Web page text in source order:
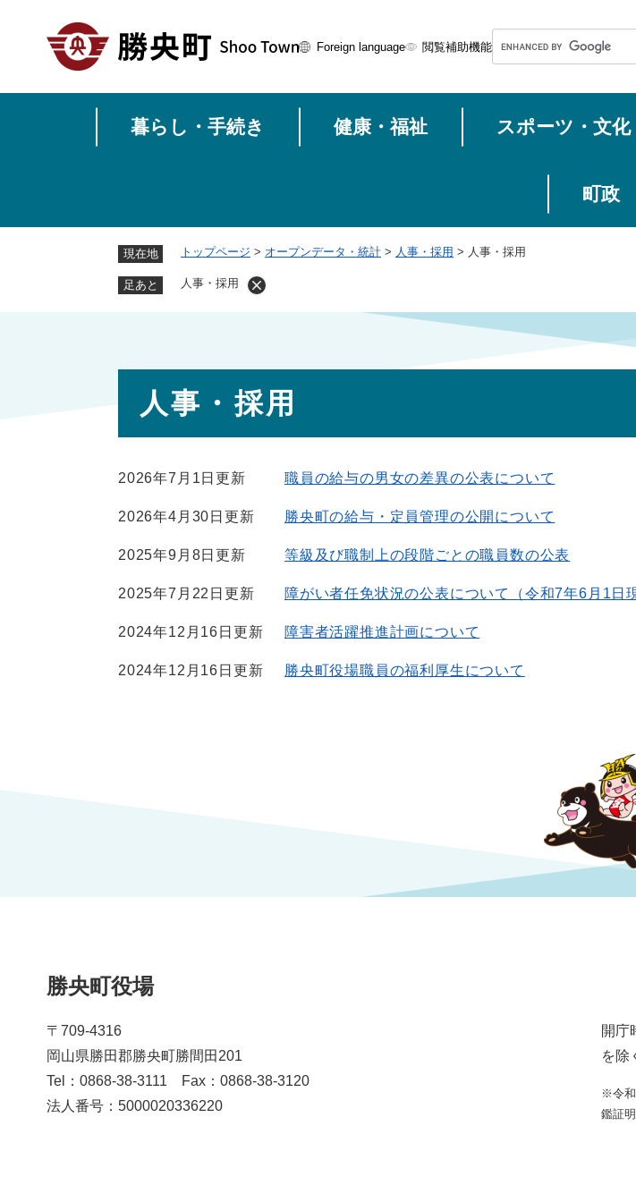
先
Foreign language 閲覧補助機能
o
ム
検
暮らし・手続き 健康・福祉 スポーツ・文化
町政
現在地 トップページ > オープンデータ・統計 > 人事・採用 > 人事・採用
足あと 人事・採用
人事・採用
2026年7月1日更新 職員の給与の男女の差異の公表について
2026年4月30日更新 勝央町の給与・定員管理の公開について
2025年9月8日更新 等級及び職制上の段階ごとの職員数の公表
2025年7月22日更新 障がい者任免状況の公表について（令和7年6月1日
2024年12月16日更新 障害者活躍推進計画について
2024年12月16日更新 勝央町役場職員の福利厚生について
勝央町役場
〒709-4316
岡山県勝田郡勝央町勝間田201
Tel：0868-38-3111 Fax：0868-38-3120
法人番号：5000020336220
開庁
を除
※令和
鑑証